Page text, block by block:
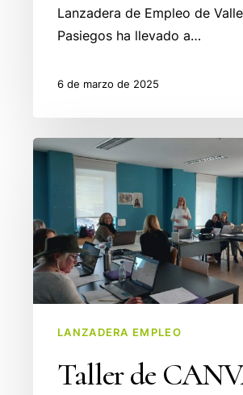
Lanzadera de Empleo de
Pasiegos ha llevado a…
6 de marzo de 2025
Taller
LANZADERA EMPLEO
Taller de